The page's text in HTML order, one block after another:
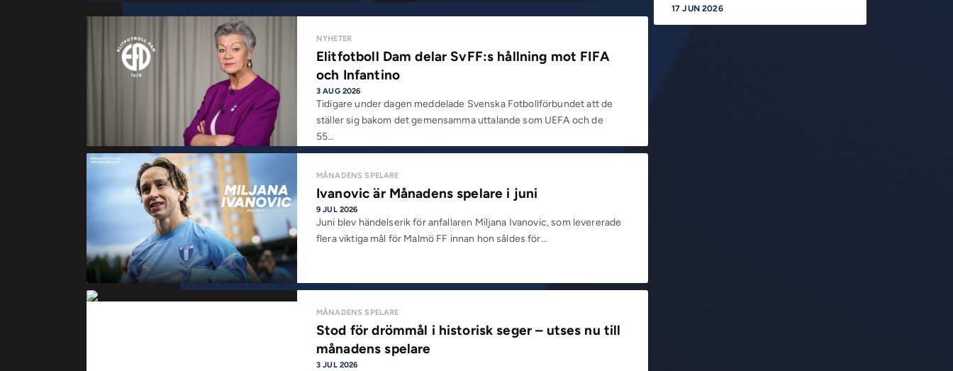
17 JUN 2026
NYHETER
Elitfotboll Dam delar SvFF:s hållning mot FIFA
och Infantino
3 AUG 2026
Tidigare under dagen meddelade Svenska Fotbollförbundet att de
ställer sig bakom det gemensamma uttalande som UEFA och de
55…
MÅNADENS SPELARE
Ivanovic är Månadens spelare i juni
9 JUL 2026
Juni blev händelserik för anfallaren Miljana Ivanovic, som levererade
flera viktiga mål för Malmö FF innan hon såldes för…
MÅNADENS SPELARE
Stod för drömmål i historisk seger – utses nu till
månadens spelare
3 JUL 2026